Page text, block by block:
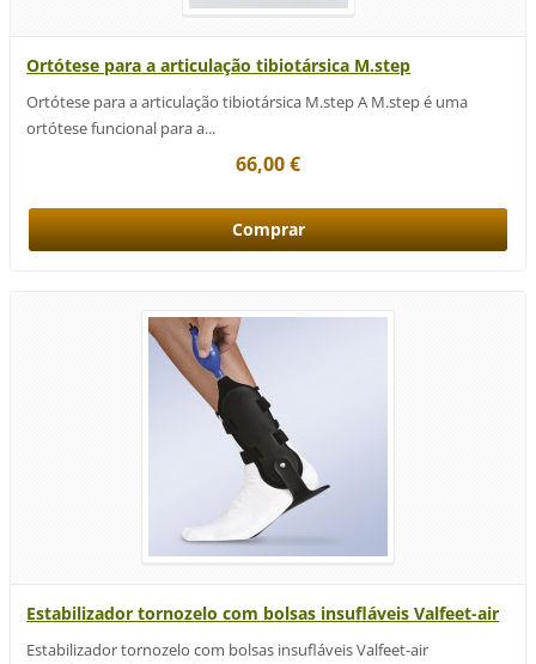
Ortótese para a articulação tibiotársica M.step
Ortótese para a articulação tibiotársica M.step A M.step é uma
ortótese funcional para a...
66,00 €
Estabilizador tornozelo com bolsas insufláveis Valfeet-air
Estabilizador tornozelo com bolsas insufláveis Valfeet-air